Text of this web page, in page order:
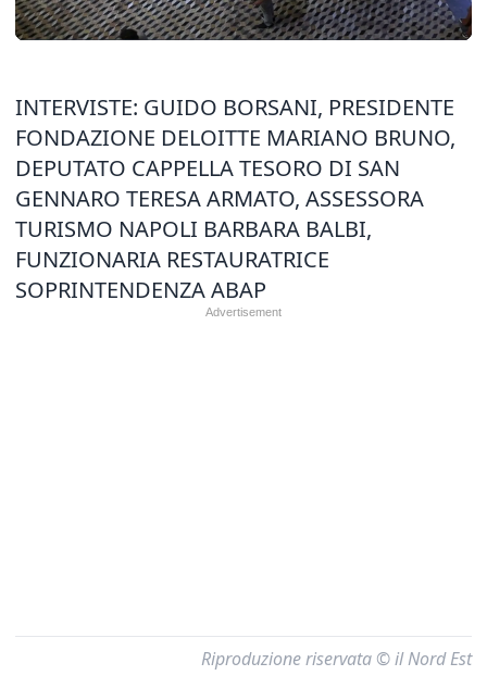
INTERVISTE: GUIDO BORSANI, PRESIDENTE
FONDAZIONE DELOITTE MARIANO BRUNO,
DEPUTATO CAPPELLA TESORO DI SAN
GENNARO TERESA ARMATO, ASSESSORA
TURISMO NAPOLI BARBARA BALBI,
FUNZIONARIA RESTAURATRICE
SOPRINTENDENZA ABAP
Riproduzione riservata © il Nord Est